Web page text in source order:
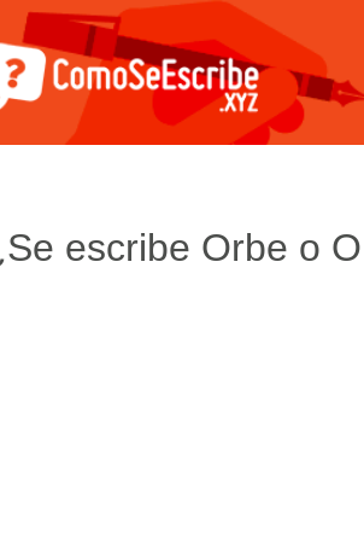
escribe Orbe o